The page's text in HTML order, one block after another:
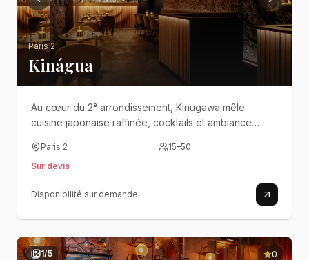
Paris 2
Kinágua
Au cœur du 2ᵉ arrondissement, Kinugawa mêle
cuisine japonaise raffinée, cocktails et ambiance
Paris 2 15–50
Sur devis
Disponibilité sur demande
1/5 0